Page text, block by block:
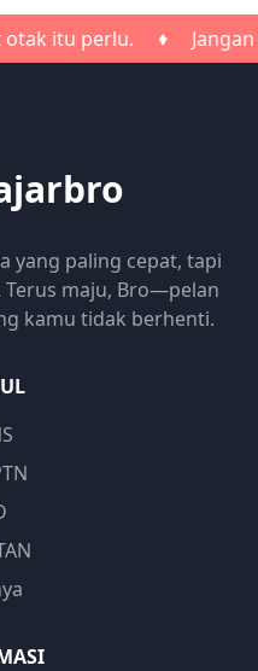
perlu. ♦ Jangan
yang paling cepat, tapi
maju, Bro—pelan
kamu tidak berhenti.